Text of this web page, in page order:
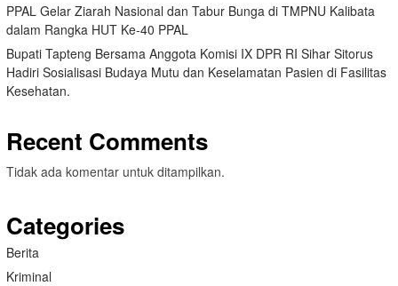
PPAL Gelar Ziarah Nasional dan Tabur Bunga di TMPNU Kalibata
dalam Rangka HUT Ke-40 PPAL
Bupati Tapteng Bersama Anggota Komisi IX DPR RI Sihar Sitorus
Hadiri Sosialisasi Budaya Mutu dan Keselamatan Pasien di Fasilitas
Kesehatan.
Recent Comments
Tidak ada komentar untuk ditampilkan.
Categories
Berita
Kriminal